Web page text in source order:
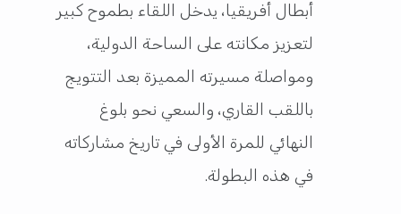
أبطال أفريقيا، يدخل اللقاء بطموح كبير
لتعزيز مكانته على الساحة الدولية،
ومواصلة مسيرته المميزة بعد التتويج
باللقب القاري، والسعي نحو بلوغ
النهائي للمرة الأولى في تاريخ مشاركاته
في هذه البطولة.